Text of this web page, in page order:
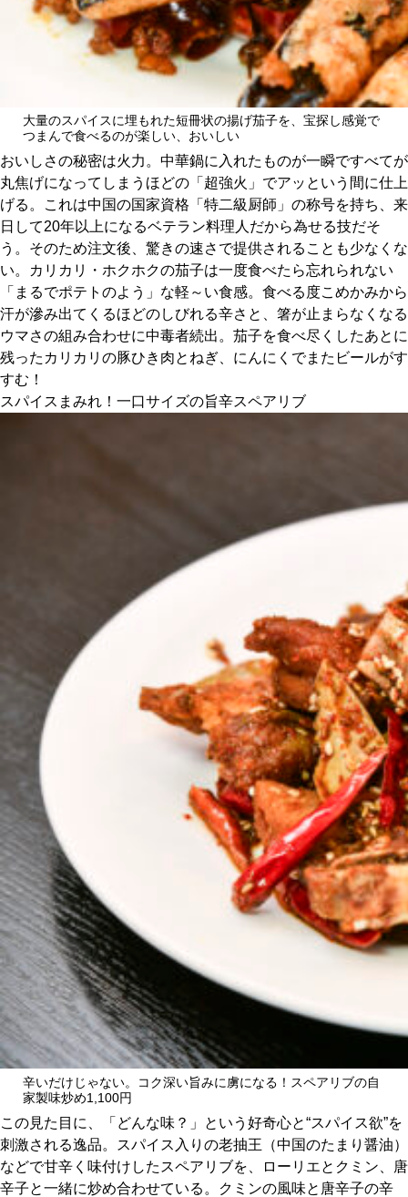
大量のスパイスに埋もれた短冊状の揚げ茄子を、宝探し感覚で
つまんで食べるのが楽しい、おいしい
おいしさの秘密は火力。中華鍋に入れたものが一瞬ですべてが
丸焦げになってしまうほどの「超強火」でアッという間に仕上
げる。これは中国の国家資格「特二級厨師」の称号を持ち、来
日して20年以上になるベテラン料理人だから為せる技だそ
う。そのため注文後、驚きの速さで提供されることも少なくな
い。カリカリ・ホクホクの茄子は一度食べたら忘れられない
「まるでポテトのよう」な軽～い食感。食べる度こめかみから
汗が滲み出てくるほどのしびれる辛さと、箸が止まらなくなる
ウマさの組み合わせに中毒者続出。茄子を食べ尽くしたあとに
残ったカリカリの豚ひき肉とねぎ、にんにくでまたビールがす
すむ！
スパイスまみれ！一口サイズの旨辛スペアリブ
辛いだけじゃない。コク深い旨みに虜になる！スペアリブの自
家製味炒め1,100円
この見た目に、「どんな味？」という好奇心と“スパイス欲”を
刺激される逸品。スパイス入りの老抽王（中国のたまり醤油）
などで甘辛く味付けしたスペアリブを、ローリエとクミン、唐
辛子と一緒に炒め合わせている。クミンの風味と唐辛子の辛